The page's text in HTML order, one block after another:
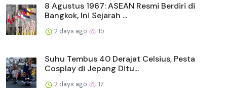
8 Agustus 1967: ASEAN Resmi Berdiri di
Bangkok, Ini Sejarah ...
2 days ago 15
Suhu Tembus 40 Derajat Celsius, Pesta
Cosplay di Jepang Ditu...
2 days ago 17